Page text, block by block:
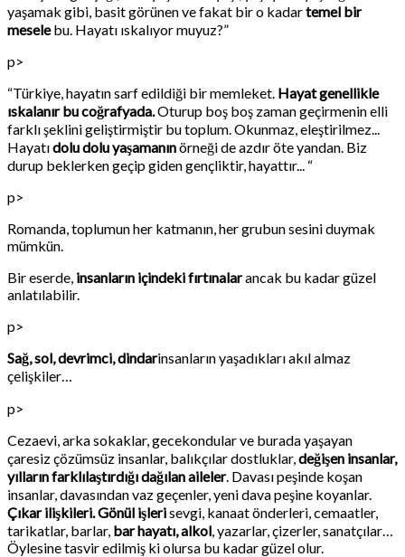
yaşamak gibi, basit görünen ve fakat bir o kadartemel bir
meselebu. Hayatı ıskalıyor muyuz?”
p>
“Türkiye, hayatın sarf edildiği bir memleket. Hayat genellikle
ıskalanır bu coğrafyada.Oturup boş boş zaman geçirmenin elli
farklı şeklini geliştirmiştir bu toplum. Okunmaz, eleştirilmez...
Hayatıdolu dolu yaşamanınörneği de azdır öte yandan. Biz
durup beklerken geçip giden gençliktir, hayattır... “
p>
Romanda, toplumun her katmanın, her grubun sesini duymak
mümkün.
Bir eserde, insanların içindeki fırtınalarancak bu kadar güzel
anlatılabilir.
p>
Sağ, sol, devrimci, dindarinsanların yaşadıkları akıl almaz
çelişkiler…
p>
Cezaevi, arka sokaklar, gecekondular ve burada yaşayan
çaresiz çözümsüz insanlar, balıkçılar dostluklar,değişen insanlar,
yılların farklılaştırdığı dağılan aileler. Davası peşinde koşan
insanlar, davasından vaz geçenler, yeni dava peşine koyanlar.
Çıkar ilişkileri. Gönül işlerisevgi, kanaat önderleri, cemaatler,
tarikatlar, barlar, bar hayatı, alkol, yazarlar, çizerler, sanatçılar…
Öylesine tasvir edilmiş ki olursa bu kadar güzel olur.